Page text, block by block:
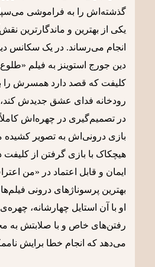
گذشته‌اش را به فراموشی
یکی از بهترین و ماندگارترین
انجام می‌رساند. در یک سکانس
دین جورج استوینز به فیلم
کلیفت که قصد دارد همسرش را
رودخانه فدای عشق جدیدش کند،
در تصمیم‌گیری در چهره‌‌اش
بازی درونی‌اش به تصویر کشیده
هیچکاک با بازی‌ گرفتن از
ایمان و قابل اعتماد در «من
بهترین پرسوناژهای درونی
او با آن استایل چهارشانه،
رفتن‌های خاص و با صلابتش به
می‌دهد که انجام خطا برایش